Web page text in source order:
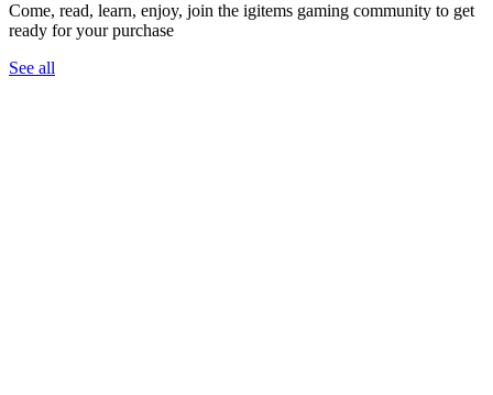
Come, read, learn, enjoy, join the igitems gaming community to get
ready for your purchase
See all